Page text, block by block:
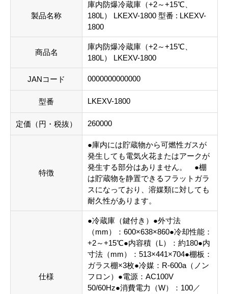
製品名称
庫内防爆冷蔵庫（+2～+15℃、
180L） LKEXV-1800 型番 : LKEXV-
1800
商品名
庫内防爆冷蔵庫（+2～+15℃、
180L） LKEXV-1800
JANコード 0000000000000
型番 LKEXV-1800
定価（円・税抜） 260000
特徴
●庫内には貯蔵物から可燃性ガスが
発生しても電気火花またはアークが
発生する部分はありません。 ●棚
は貯蔵物を静置できるフラットガラ
スになっており、溶媒類に対しても
耐久性があります。
仕様
●冷蔵庫（鍵付き）●外寸法
（mm）：600×638×860●冷却性能：
+2～+15℃●内容積（L）：約180●内
寸法（mm）：513×441×704●棚板：
ガラス棚×3枚●冷媒：R-600a（ノン
フロン）●電源：AC100V
50/60Hz●消費電力（W）：100／